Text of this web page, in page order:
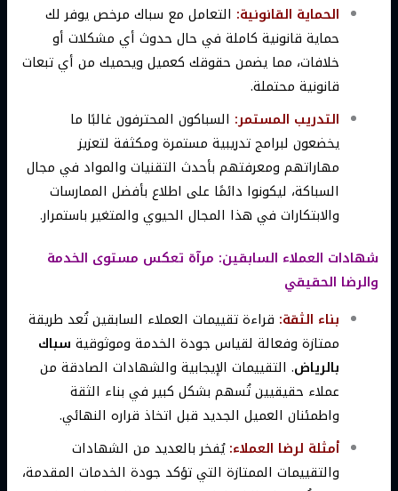
الحماية القانونية: التعامل مع سباك مرخص يوفر لك
حماية قانونية كاملة في حال حدوث أي مشكلات أو
خلافات، مما يضمن حقوقك كعميل ويحميك من أي تبعات
قانونية محتملة.
التدريب المستمر: السباكون المحترفون غالبًا ما
يخضعون لبرامج تدريبية مستمرة ومكثفة لتعزيز
مهاراتهم ومعرفتهم بأحدث التقنيات والمواد في مجال
السباكة، ليكونوا دائمًا على اطلاع بأفضل الممارسات
والابتكارات في هذا المجال الحيوي والمتغير باستمرار.
شهادات العملاء السابقين: مرآة تعكس مستوى الخدمة
والرضا الحقيقي
بناء الثقة: قراءة تقييمات العملاء السابقين تُعد طريقة
ممتازة وفعالة لقياس جودة الخدمة وموثوقية سباك
بالرياض. التقييمات الإيجابية والشهادات الصادقة من
عملاء حقيقيين تُسهم بشكل كبير في بناء الثقة
واطمئنان العميل الجديد قبل اتخاذ قراره النهائي.
أمثلة لرضا العملاء:يُفخر بالعديد من الشهادات
والتقييمات الممتازة التي تؤكد جودة الخدمات المقدمة،